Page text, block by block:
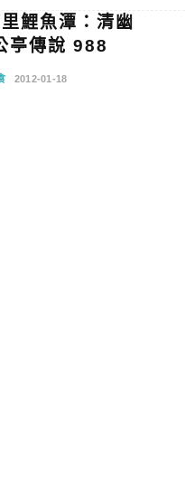
鯉魚潭：清幽
亭傳說 988
2012-01-18